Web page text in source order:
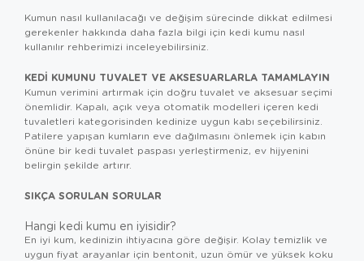
Kumun nasıl kullanılacağı ve değişim sürecinde dikkat edilmesi
gerekenler hakkında daha fazla bilgi için kedi kumu nasıl
kullanılır rehberimizi inceleyebilirsiniz.
KEDI KUMUNU TUVALET VE AKSESUARLARLA TAMAMLAYIN
Kumun verimini artırmak için doğru tuvalet ve aksesuar seçimi
önemlidir. Kapalı, açık veya otomatik modelleri içeren kedi
tuvaletleri kategorisinden kedinize uygun kabı seçebilirsiniz.
Patilere yapışan kumların eve dağılmasını önlemek için kabın
önüne bir kedi tuvalet paspası yerleştirmeniz, ev hijyenini
belirgin şekilde artırır.
SIKÇA SORULAN SORULAR
Hangi kedi kumu en iyisidir?
En iyi kum, kedinizin ihtiyacına göre değişir. Kolay temizlik ve
uygun fiyat arayanlar için bentonit, uzun ömür ve yüksek koku